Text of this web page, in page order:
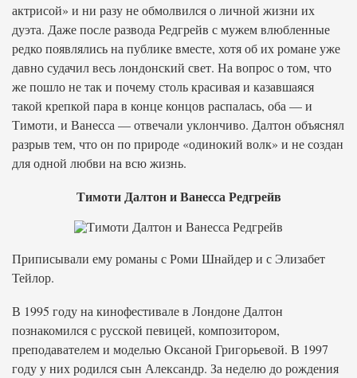
актрисой» и ни разу не обмолвился о личной жизни их
дуэта. Даже после развода Редгрейв с мужем влюбленные
редко появлялись на публике вместе, хотя об их романе уже
давно судачил весь лондонский свет. На вопрос о том, что
же пошло не так и почему столь красивая и казавшаяся
такой крепкой пара в конце концов распалась, оба — и
Тимоти, и Ванесса — отвечали уклончиво. Далтон объяснял
разрыв тем, что он по природе «одинокий волк» и не создан
для одной любви на всю жизнь.
Тимоти Далтон и Ванесса Редгрейв
Приписывали ему романы с Роми Шнайдер и с Элизабет
Тейлор.
В 1995 году на кинофестивале в Лондоне Далтон
познакомился с русской певицей, композитором,
преподавателем и моделью Оксаной Григорьевой. В 1997
году у них родился сын Александр. За неделю до рождения